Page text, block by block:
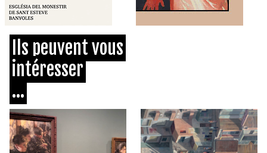
Ils peuvent vous
intéresser
...